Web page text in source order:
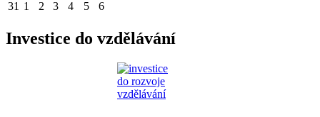
31 1 2 3 4 5 6
Investice do vzdělávání